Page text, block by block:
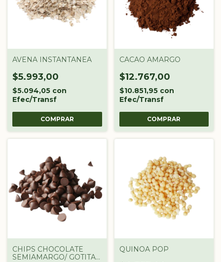
AVENA INSTANTANEA
$5.993,00
$5.094,05 con
Efec/Transf
COMPRAR
CACAO AMARGO
$12.767,00
$10.851,95 con
Efec/Transf
COMPRAR
CHIPS CHOCOLATE
SEMIAMARGO/ GOTITAS
QUINOA POP